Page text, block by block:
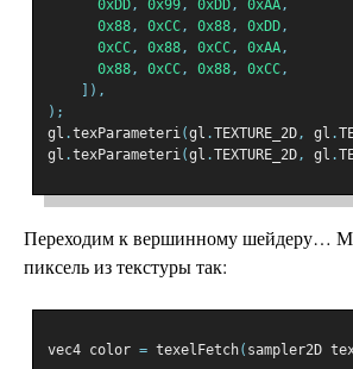
0xDD, 0x99, 0xDD, 0xAA,
0x88, 0xCC, 0x88, 0xDD,
0xCC, 0x88, 0xCC, 0xAA,
0x88, 0xCC, 0x88, 0xCC,
]),
);
gl .texParameteri(gl .TEXTURE_2D, gl .
gl .texParameteri(gl .TEXTURE_2D, gl .
Переходим к вершинному шейдеру…
пиксель из текстуры так:
vec4 color = texelFetch( sampler2D